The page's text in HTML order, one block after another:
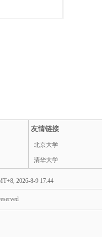
友情链接
北京大学
清华大学
2026-8-9 17:44